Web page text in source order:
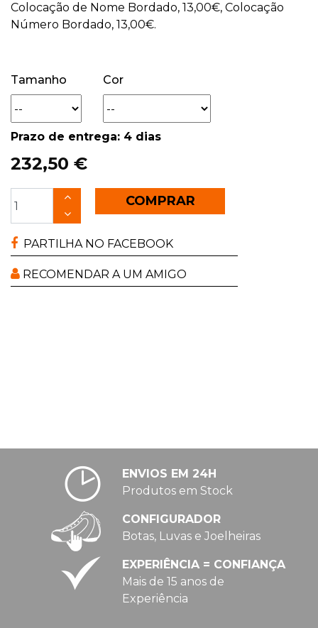
Colocação de Nome Bordado, 13,00€, Colocação
Número Bordado, 13,00€.
Tamanho Cor
Prazo de entrega: 4 dias
232,50 €
COMPRAR
PARTILHA NO FACEBOOK
RECOMENDAR A UM AMIGO
ENVIOS EM 24H
Produtos em Stock
CONFIGURADOR
Botas, Luvas e Joelheiras
EXPERIÊNCIA = CONFIANÇA
Mais de 15 anos de
Experiência